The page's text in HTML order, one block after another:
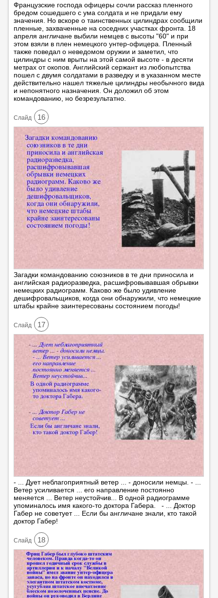
Французские господа офицеры сочли рассказ пленного
бредом сошедшего с ума солдата и не придали ему
значения. Но вскоре о таинственных цилиндрах сообщили
пленные, захваченные на соседних участках фронта. 18
апреля англичане выбили немцев с высоты "60" и при
этом взяли в плен немецкого унтер-офицера. Пленный
также поведал о неведомом оружии и заметил, что
цилиндры с ним врыты на этой самой высоте - в десяти
метрах от окопов. Английский сержант из любопытства
пошел с двумя солдатами в разведку и в указанном месте
действительно нашел тяжелые цилиндры необычного вида
и непонятного назначения. Он доложил об этом
командованию, но безрезультатно.
Cлайд 16
Загадки командованию союзников в те дни приносила и
английская радиоразведка, расшифровывавшая обрывки
немецких радиограмм. Каково же было удивление
дешифровальщиков, когда они обнаружили, что немецкие
штабы крайне заинтересованы состоянием погоды!
Cлайд 17
- ... Дует неблагоприятный ветер ... - доносили немцы. - ...
Ветер усиливается ... его направление постоянно
меняется ... Ветер неустойчив... В одной радиограмме
упоминалось имя какого-то доктора Габера. - ... Доктор
Габер не советует ... Если бы англичане знали, кто такой
доктор Габер!
Cлайд 18